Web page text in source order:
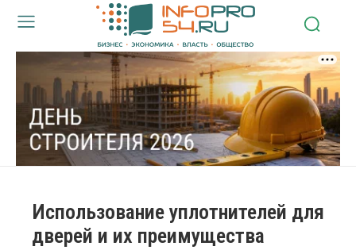
Использование уплотнителей для
дверей и их преимущества